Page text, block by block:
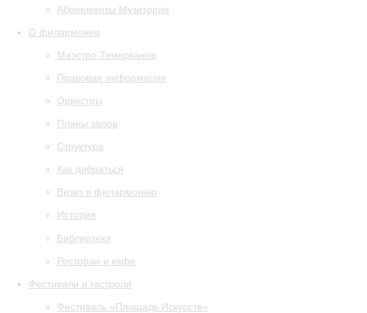
Абонементы Музитория
О филармонии
Маэстро Темирканов
Правовая информация
Оркестры
Планы залов
Структура
Как добраться
Визит в филармонию
История
Библиотека
Ресторан и кафе
Фестивали и гастроли
Фестиваль «Площадь Искусств»